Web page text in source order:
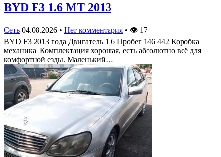
BYD F3 1.6 MT 2013
Сеть 04.08.2026 • Нет комментария • 👁 17
BYD F3 2013 года Двигатель 1.6 Пробег 146 442 Коробка
механика. Комплектация хорошая, есть абсолютно всё для
комфортной езды. Маленький…